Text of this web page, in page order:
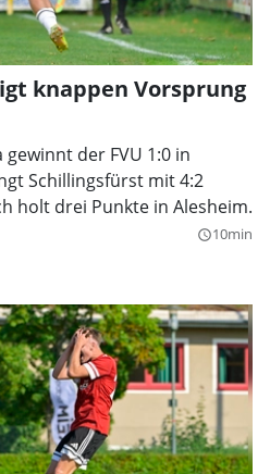
knappen Vorsprung
der FVU 1:0 in
Schillingsfürst mit 4:2
holt drei Punkte in Alesheim.
query_builder10min